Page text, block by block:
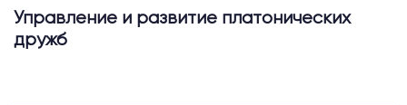
Управление и развитие платонических
дружб